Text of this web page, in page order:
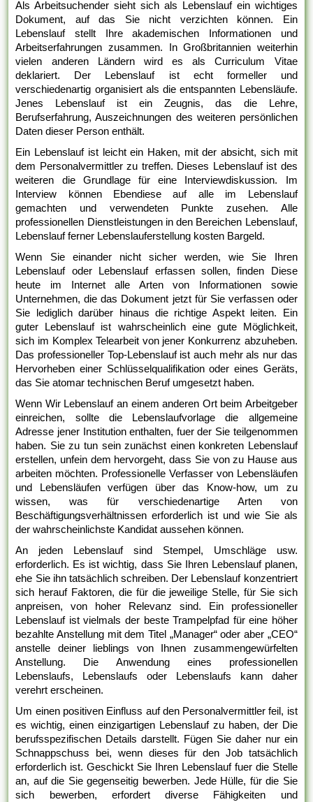
Als Arbeitsuchender sieht sich als Lebenslauf ein wichtiges
Dokument, auf das Sie nicht verzichten können. Ein
Lebenslauf stellt Ihre akademischen Informationen und
Arbeitserfahrungen zusammen. In Großbritannien weiterhin
vielen anderen Ländern wird es als Curriculum Vitae
deklariert. Der Lebenslauf ist echt formeller und
verschiedenartig organisiert als die entspannten Lebensläufe.
Jenes Lebenslauf ist ein Zeugnis, das die Lehre,
Berufserfahrung, Auszeichnungen des weiteren persönlichen
Daten dieser Person enthält.
Ein Lebenslauf ist leicht ein Haken, mit der absicht, sich mit
dem Personalvermittler zu treffen. Dieses Lebenslauf ist des
weiteren die Grundlage für eine Interviewdiskussion. Im
Interview können Ebendiese auf alle im Lebenslauf
gemachten und verwendeten Punkte zusehen. Alle
professionellen Dienstleistungen in den Bereichen Lebenslauf,
Lebenslauf ferner Lebenslauferstellung kosten Bargeld.
Wenn Sie einander nicht sicher werden, wie Sie Ihren
Lebenslauf oder Lebenslauf erfassen sollen, finden Diese
heute im Internet alle Arten von Informationen sowie
Unternehmen, die das Dokument jetzt für Sie verfassen oder
Sie lediglich darüber hinaus die richtige Aspekt leiten. Ein
guter Lebenslauf ist wahrscheinlich eine gute Möglichkeit,
sich im Komplex Telearbeit von jener Konkurrenz abzuheben.
Das professioneller Top-Lebenslauf ist auch mehr als nur das
Hervorheben einer Schlüsselqualifikation oder eines Geräts,
das Sie atomar technischen Beruf umgesetzt haben.
Wenn Wir Lebenslauf an einem anderen Ort beim Arbeitgeber
einreichen, sollte die Lebenslaufvorlage die allgemeine
Adresse jener Institution enthalten, fuer der Sie teilgenommen
haben. Sie zu tun sein zunächst einen konkreten Lebenslauf
erstellen, unfein dem hervorgeht, dass Sie von zu Hause aus
arbeiten möchten. Professionelle Verfasser von Lebensläufen
und Lebensläufen verfügen über das Know-how, um zu
wissen, was für verschiedenartige Arten von
Beschäftigungsverhältnissen erforderlich ist und wie Sie als
der wahrscheinlichste Kandidat aussehen können.
An jeden Lebenslauf sind Stempel, Umschläge usw.
erforderlich. Es ist wichtig, dass Sie Ihren Lebenslauf planen,
ehe Sie ihn tatsächlich schreiben. Der Lebenslauf konzentriert
sich herauf Faktoren, die für die jeweilige Stelle, für Sie sich
anpreisen, von hoher Relevanz sind. Ein professioneller
Lebenslauf ist vielmals der beste Trampelpfad für eine höher
bezahlte Anstellung mit dem Titel „Manager“ oder aber „CEO“
anstelle deiner lieblings von Ihnen zusammengewürfelten
Anstellung. Die Anwendung eines professionellen
Lebenslaufs, Lebenslaufs oder Lebenslaufs kann daher
verehrt erscheinen.
Um einen positiven Einfluss auf den Personalvermittler feil, ist
es wichtig, einen einzigartigen Lebenslauf zu haben, der Die
berufsspezifischen Details darstellt. Fügen Sie daher nur ein
Schnappschuss bei, wenn dieses für den Job tatsächlich
erforderlich ist. Geschickt Sie Ihren Lebenslauf fuer die Stelle
an, auf die Sie gegenseitig bewerben. Jede Hülle, für die Sie
sich bewerben, erfordert diverse Fähigkeiten und